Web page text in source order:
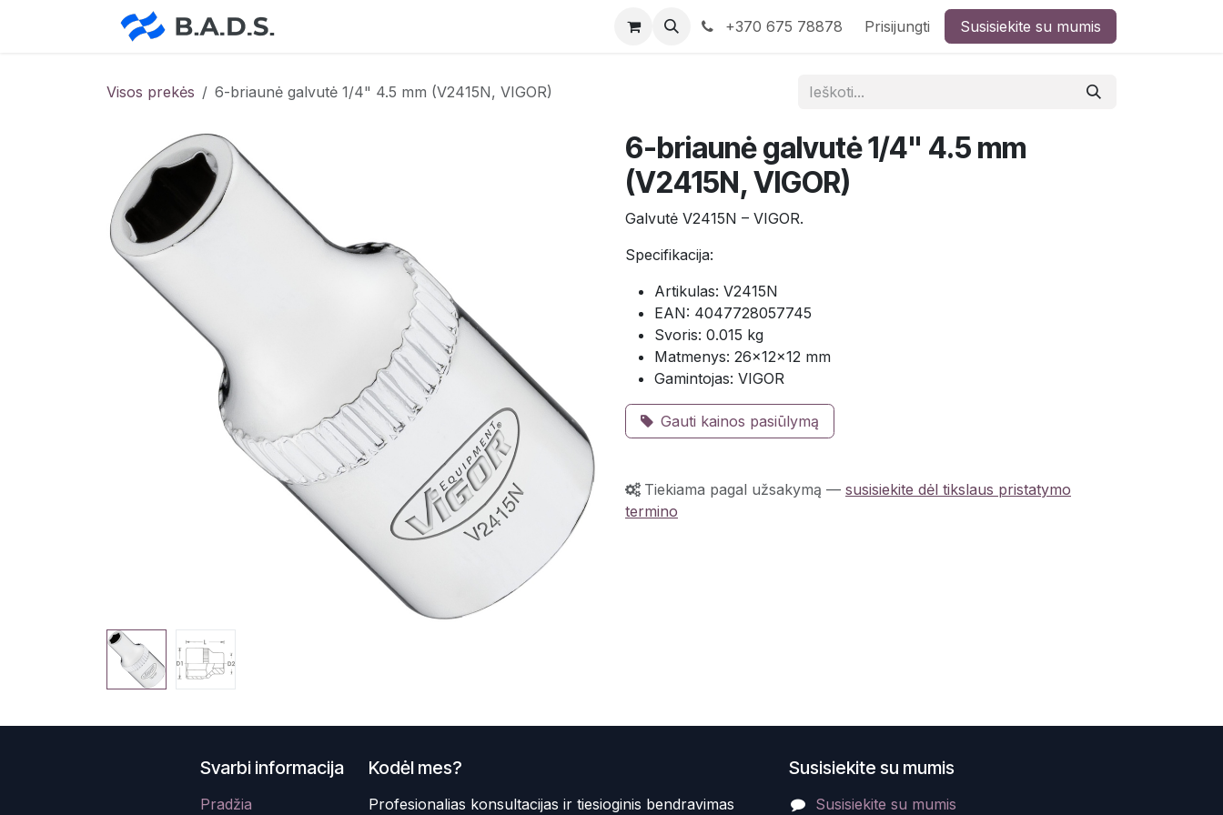
+370 675 78878 Prisijungti Susisiekite su mumis
Visos prekės 6-briaunė galvutė 1/4" 4.5 mm (V2415N, VIGOR)
6-briaunė galvutė 1/4" 4.5 mm
(V2415N, VIGOR)
Galvutė V2415N – VIGOR.
Specifikacija:
Artikulas: V2415N
EAN: 4047728057745
Svoris: 0.015 kg
Matmenys: 26×12×12 mm
Gamintojas: VIGOR
Gauti kainos pasiūlymą
Tiekiama pagal užsakymą — susisiekite dėl tikslaus pristatymo
termino
Susisiekite su mumis
Susisiekite su mumis
Kodėl mes?
Profesionalias konsultacijas ir tiesioginis bendravimas
Svarbi informacija
Pradžia